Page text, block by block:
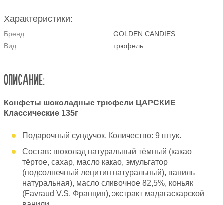
Характеристики:
Бренд:
GOLDEN CANDIES
Вид:
трюфель
ОПИСАНИЕ:
Конфеты шоколадные трюфели ЦАРСКИЕ
Классические 135г
Подарочный сундучок. Количество: 9 штук.
Состав: шоколад натуральный тёмный (какао
тёртое, сахар, масло какао, эмульгатор
(подсолнечный лецитин натуральный), ваниль
натуральная), масло сливочное 82,5%, коньяк
(Favraud V.S. Франция), экстракт мадагаскарской